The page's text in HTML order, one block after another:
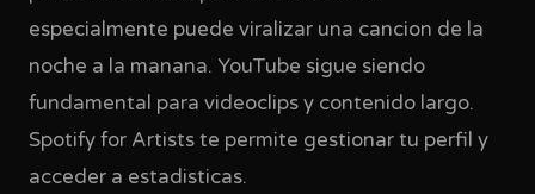
especialmente puede viralizar una cancion de la
noche a la manana. YouTube sigue siendo
fundamental para videoclips y contenido largo.
Spotify for Artists te permite gestionar tu perfil y
acceder a estadisticas.